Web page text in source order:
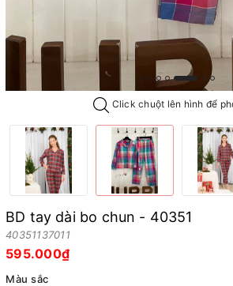
Click chuột lên hình để
BD tay dài bo chun - 40351
40351137011
595.000₫
Màu sắc